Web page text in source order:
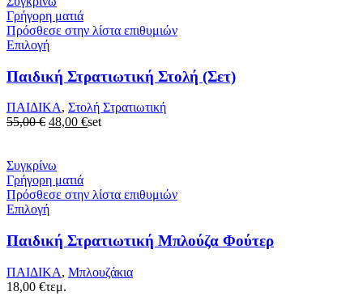
Γρήγορη ματιά
Πρόσθεσε στην λίστα επιθυμιών
Επιλογή
Παιδική Στρατιωτική Στολή (Σετ)
ΠΑΙΔΙΚΑ, Στολή Στρατιωτική
55,00€ Original
55,00 €.
48,00 €Η
set
Συγκρίνω
Γρήγορη ματιά
Πρόσθεσε στην λίστα επιθυμιών
Επιλογή
Παιδική Στρατιωτική Μπλούζα Φούτερ
ΠΑΙΔΙΚΑ, Μπλουζάκια
18,00 €τεμ.